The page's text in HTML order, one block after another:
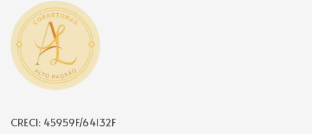
Página inicial
CRECI: 45959F/64132F